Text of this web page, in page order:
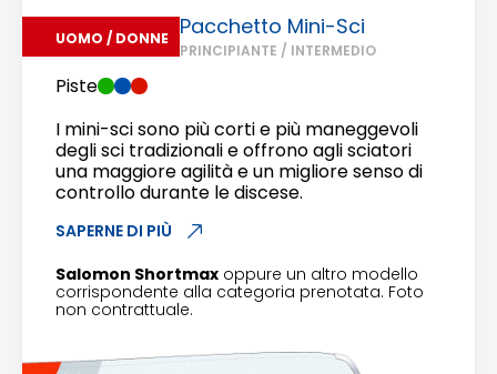
UOMO / DONNE Pacchetto Mini-Sci
PRINCIPIANTE / INTERMEDIO
Piste
I mini-sci sono più corti e più maneggevoli
degli sci tradizionali e offrono agli sciatori
una maggiore agilità e un migliore senso di
controllo durante le discese.
SAPERNE DI PIÙ
Salomon Shortmax oppure un altro modello
corrispondente alla categoria prenotata. Foto
non contrattuale.